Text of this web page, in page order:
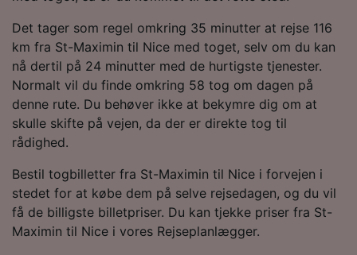
Det tager som regel omkring 35 minutter at rejse 116
km fra St-Maximin til Nice med toget, selv om du kan
nå dertil på 24 minutter med de hurtigste tjenester.
Normalt vil du finde omkring 58 tog om dagen på
denne rute. Du behøver ikke at bekymre dig om at
skulle skifte på vejen, da der er direkte tog til
rådighed.
Bestil togbilletter fra St-Maximin til Nice i forvejen i
stedet for at købe dem på selve rejsedagen, og du vil
få de billigste billetpriser. Du kan tjekke priser fra St-
Maximin til Nice i vores Rejseplanlægger.
målgruppeundersøgelser og udvikling af
tjenester.
Liste over partnere (leverandører)